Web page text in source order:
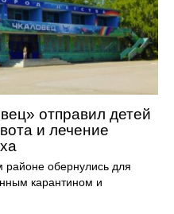
отправил детей
и лечение
районе обернулись для
карантином и